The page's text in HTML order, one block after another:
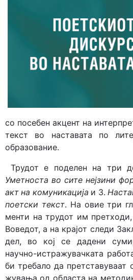
со посебен акцент на
текст во наставата по
образование.
Трудот е поделен на три
Уметноста во сите нејзини
акт на комуникација и 3.
поетски текст. На овие три
мен­ти на трудот им
Воведот, а на крајот следи
дел, во кој се дадени
научно-истражувачката
би требало да